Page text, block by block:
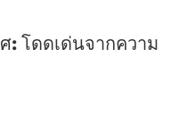
: โดดเด่นจากความ